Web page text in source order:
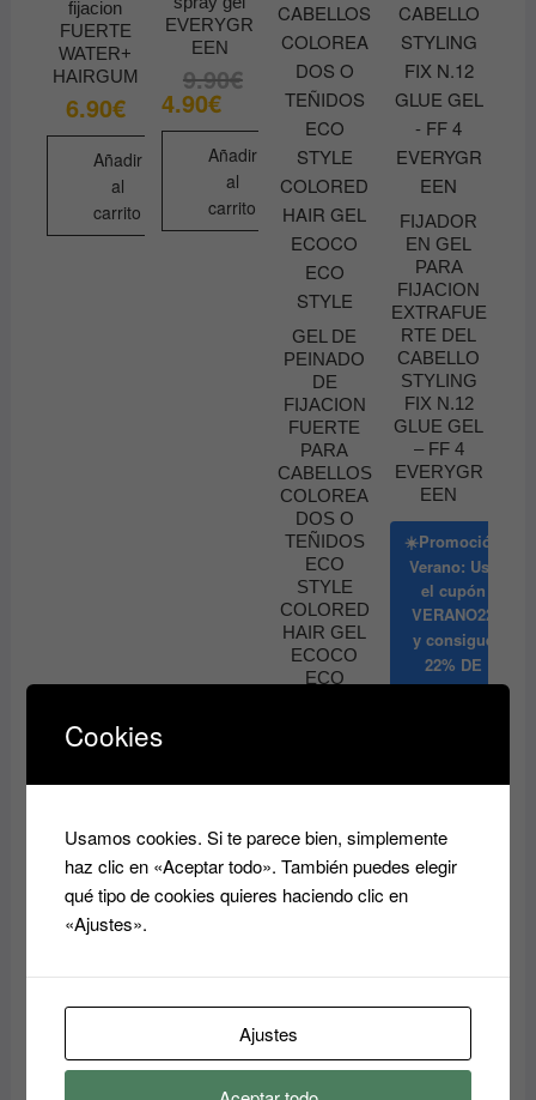
fijacion
FUERTE
WATER+
HAIRGUM
6.90€
Añadir
al
carrito
EVERYGR
EEN
9.90€El
precio
original
era:
9.90€.
4.90€
El
precio
es:
4.90€.
Añadir
al
carrito
GEL DE
PEINADO
DE
FIJACION
FUERTE
PARA
CABELLOS
COLOREA
DOS O
TEÑIDOS
ECO
STYLE
COLORED
HAIR GEL
ECOCO
ECO
Añadir
carrito
FIJADOR
EN GEL
PARA
FIJACION
EXTRAFUE
RTE DEL
CABELLO
STYLING
FIX N.12
GLUE GEL
– FF 4
EVERYGR
EEN
☀️Promoción
Verano: Usa
el cupón
VERANO22
y consigue
22% DE
DESCUENTO
peinado
¡Oferta!
spray fuerte
GLAZE
Cookies
Usamos cookies. Si te parece bien, simplemente
haz clic en «Aceptar todo». También puedes elegir
qué tipo de cookies quieres haciendo clic en
«Ajustes».
Ajustes